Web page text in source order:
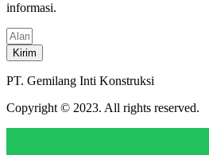
informasi.
Kirim
PT. Gemilang Inti Konstruksi
Copyright © 2023. All rights reserved.